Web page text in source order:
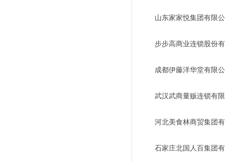
山东家家悦集团有限
步步高商业连锁股份
成都伊藤洋华堂有限
武汉武商量贩连锁有
河北美食林商贸集团
石家庄北国人百集团